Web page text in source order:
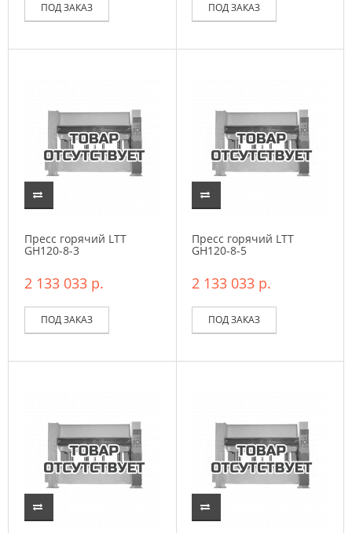
ПОД ЗАКАЗ ПОД ЗАКАЗ
Пресс горячий LTT
GH120-8-3
2 133 033 р.
ПОД ЗАКАЗ
Пресс горячий LTT
GH120-8-5
2 133 033 р.
ПОД ЗАКАЗ